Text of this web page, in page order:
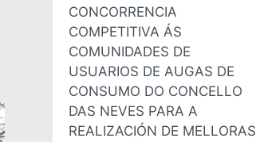
CONCORRENCIA
COMPETITIVA ÁS
COMUNIDADES DE
USUARIOS DE AUGAS DE
CONSUMO DO CONCELLO
DAS NEVES PARA A
REALIZACIÓN DE MELLORAS